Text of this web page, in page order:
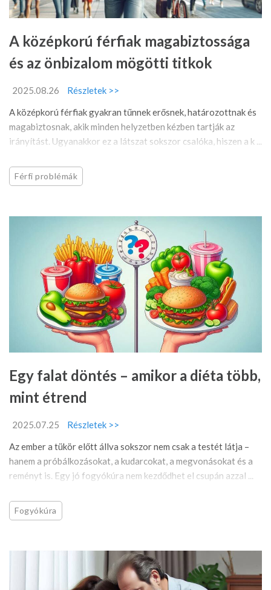
A középkorú férfiak magabiztossága
és az önbizalom mögötti titkok
2025.08.26
Részletek >>
A középkorú férfiak gyakran tűnnek erősnek, határozottnak és
magabiztosnak, akik minden helyzetben kézben tartják az
irányítást. Ugyanakkor ez a látszat sokszor csalóka, hiszen a k ...
Férfi problémák
Egy falat döntés – amikor a diéta több,
mint étrend
2025.07.25
Részletek >>
Az ember a tükör előtt állva sokszor nem csak a testét látja –
hanem a próbálkozásokat, a kudarcokat, a megvonásokat és a
reményt is. Egy jó fogyókúra nem kezdődhet el csupán azzal ...
Fogyókúra